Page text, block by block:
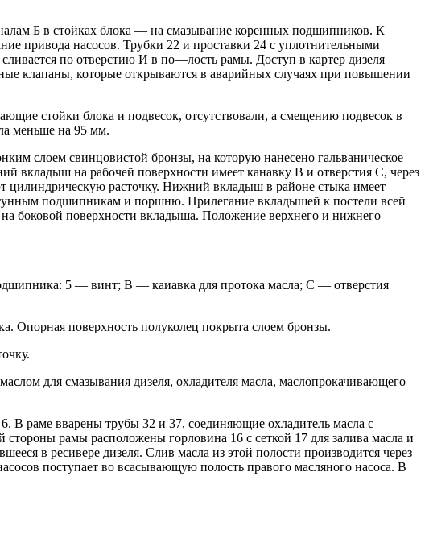
Б в стойках блока — на смазывание коренных подшипников. К
привода насосов. Трубки 22 и проставки 24 с уплотнительными
по отверстию И в по—лость рамы. Доступ в картер дизеля
клапаны, которые открываются в аварийных случаях при повышении
стойки блока и подвесок, отсутствовали, а смещению подвесок в
меньше на 95 мм.
слоем свинцовистой бронзы, на которую нанесено гальваническое
вкладыш на рабочей поверхности имеет канавку В и отверстия С, через
цилиндрическую расточку. Нижний вкладыш в районе стыка имеет
подшипникам и поршню. Прилегание вкладышей к постели всей
на боковой поверхности вкладыша. Положение верхнего и нижнего
5 — винт; В — каиавка для протока масла; С — отверстия
Опорная поверхность полуколец покрыта слоем бронзы.
для смазывания дизеля, охладителя масла, маслопрокачивающего
В раме вварены трубы 32 и 37, соединяющие охладитель масла с
рамы расположены горловина 16 с сеткой 17 для залива масла и
в ресивере дизеля. Слив масла из этой полости производится через
поступает во всасывающую полость правого масляного насоса. В